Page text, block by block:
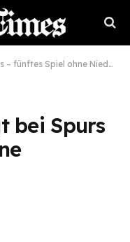
Spiel ohne Niederlage
bei Spurs